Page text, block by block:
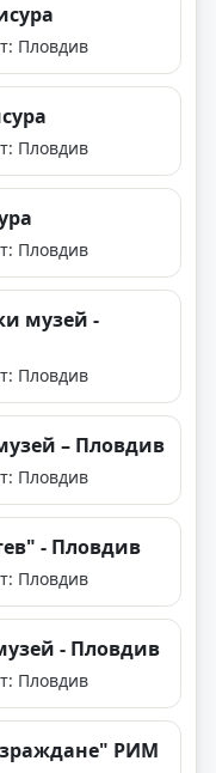
Пловдив
Пловдив
Пловдив
музей -
Пловдив
– Пловдив
Пловдив
- Пловдив
Пловдив
- Пловдив
Пловдив
РИМ